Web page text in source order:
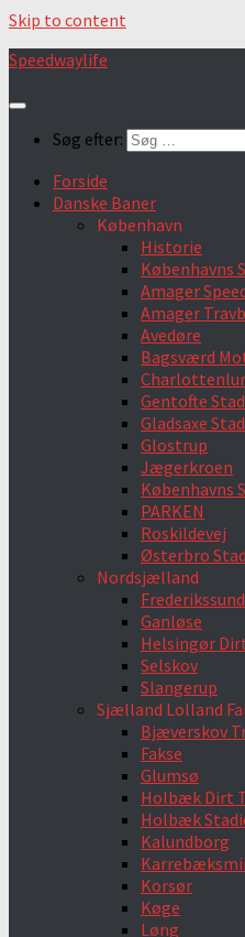
Skip to content
Speedwaylife
Søg efter:
Forside
Danske Baner
København
Historie
Københavns
Amager
Amager
Avedøre
Bagsværd
Gentofte
Gladsaxe
Glostrup
Jægerkroen
Københavns
PARKEN
Roskildevej
Østerbro
Nordsjælland
Frederikssund
Ganløse
Helsingør
Selskov
Slangerup
Sjælland Lolland
Bjæverskov
Fakse
Glumsø
Holbæk Dirt
Holbæk
Kalundborg
Korsør
Køge
Løng